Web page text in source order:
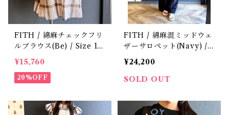
FITH / 綿麻チェックフリ
ルブラウス(Be) / Size 1・
2
¥15,760
20%OFF
FITH / 綿麻混ミッドウェ
ザーサロペット(Navy) / S
ize 2
¥24,200
SOLD OUT